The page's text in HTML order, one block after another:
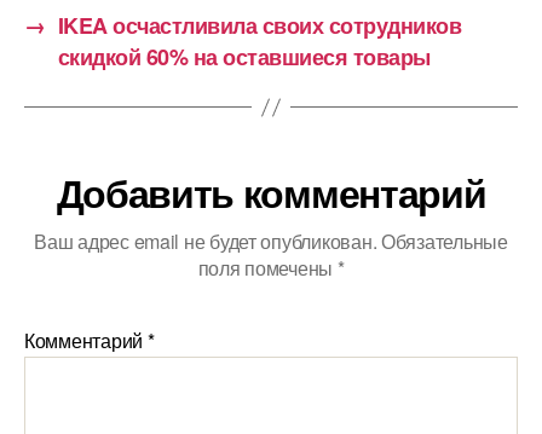
→ IKEA осчастливила своих сотрудников
скидкой 60% на оставшиеся товары
Добавить комментарий
Ваш адрес email не будет опубликован.Обязательные
поля помечены *
Комментарий *